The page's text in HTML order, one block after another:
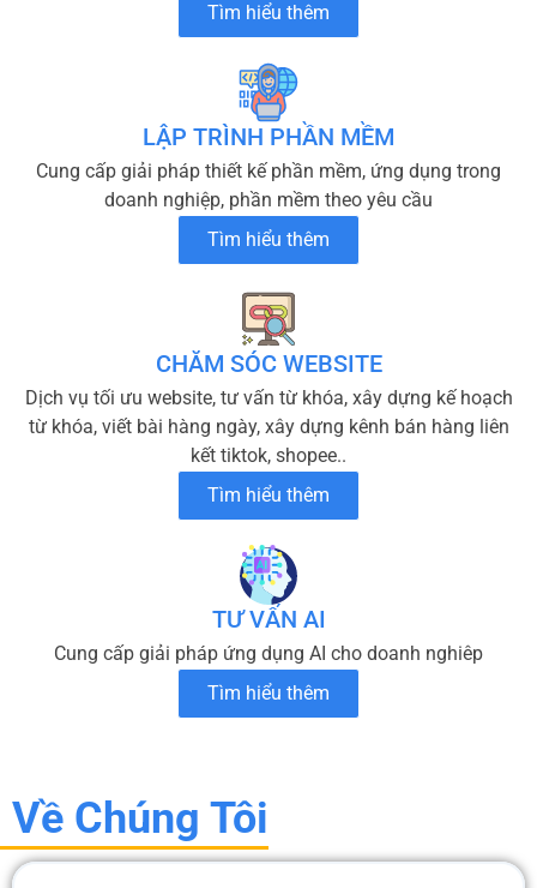
Tìm hiểu thêm
LẬP TRÌNH PHẦN MỀM
Cung cấp giải pháp thiết kế phần mềm, ứng dụng trong
doanh nghiệp, phần mềm theo yêu cầu
Tìm hiểu thêm
CHĂM SÓC WEBSITE
Dịch vụ tối ưu website, tư vấn từ khóa, xây dựng kế hoạch
từ khóa, viết bài hàng ngày, xây dựng kênh bán hàng liên
kết tiktok, shopee..
Tìm hiểu thêm
TƯ VẤN AI
Cung cấp giải pháp ứng dụng AI cho doanh nghiêp
Tìm hiểu thêm
Về Chúng Tôi